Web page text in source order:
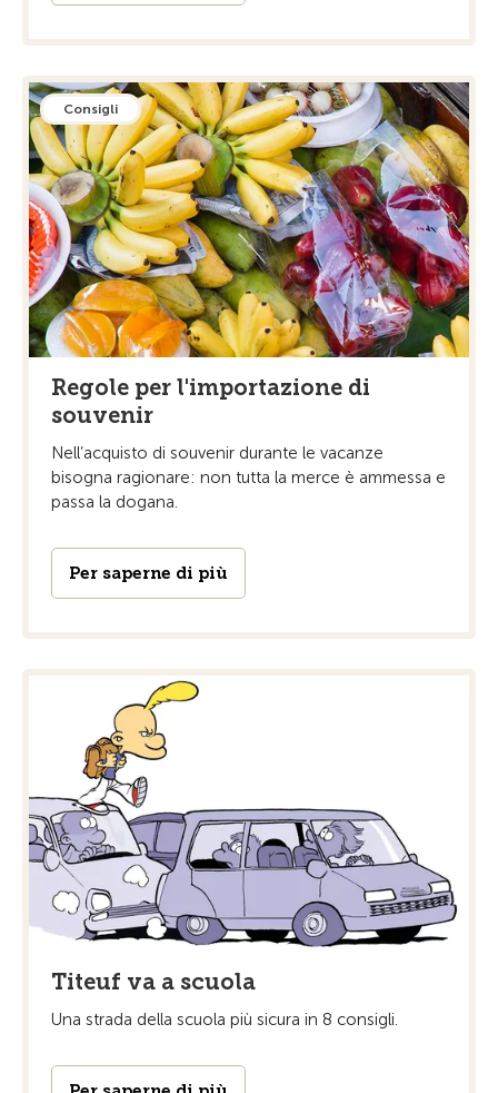
Consigli
Regole per l'importazione di
souvenir
Nell’acquisto di souvenir durante le vacanze
bisogna ragionare: non tutta la merce è ammessa e
passa la dogana.
Per saperne di più
Titeuf va a scuola
Una strada della scuola più sicura in 8 consigli.